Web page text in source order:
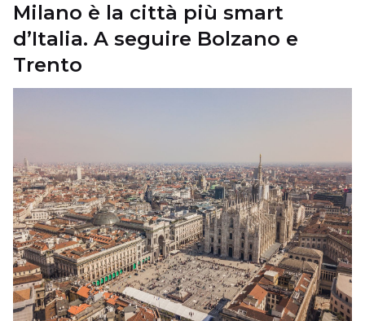
Milano è la città più smart
d’Italia. A seguire Bolzano e
Trento